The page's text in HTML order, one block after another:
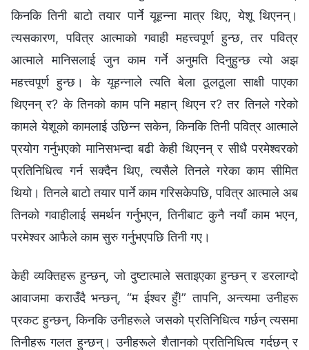
किनकि तिनी बाटो तयार पार्ने यूहन्ना मात्र थिए, येशू थिएनन्।
त्यसकारण, पवित्र आत्माको गवाही महत्त्वपूर्ण हुन्छ, तर पवित्र
आत्माले मानिसलाई जुन काम गर्ने अनुमति दिनुहुन्छ त्यो अझ
महत्त्वपूर्ण हुन्छ। के यूहन्नाले त्यति बेला ठूलठूला साक्षी पाएका
थिएनन् र? के तिनको काम पनि महान् थिएन र? तर तिनले गरेको
कामले येशूको कामलाई उछिन्न सकेन, किनकि तिनी पवित्र आत्माले
प्रयोग गर्नुभएको मानिसभन्दा बढी केही थिएनन् र सीधै परमेश्‍वरको
प्रतिनिधित्व गर्न सक्दैन थिए, त्यसैले तिनले गरेका काम सीमित
थियो। तिनले बाटो तयार पार्ने काम गरिसकेपछि, पवित्र आत्माले अब
तिनको गवाहीलाई समर्थन गर्नुभएन, तिनीबाट कुनै नयाँ काम भएन,
परमेश्‍वर आफैले काम सुरु गर्नुभएपछि तिनी गए।
केही व्यक्तिहरू हुन्छन्, जो दुष्टात्माले सताइएका हुन्छन् र डरलाग्दो
आवाजमा कराउँदै भन्छन्, “म ईश्‍वर हुँ!” तापनि, अन्त्यमा उनीहरू
प्रकट हुन्छन्, किनकि उनीहरूले जसको प्रतिनिधित्व गर्छन् त्यसमा
तिनीहरू गलत हुन्छन्। उनीहरूले शैतानको प्रतिनिधित्व गर्दछन् र